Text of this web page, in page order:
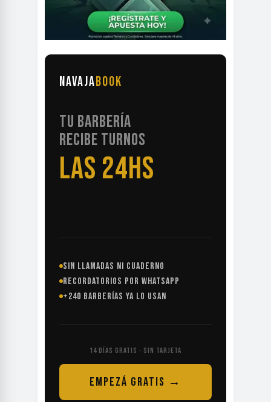
NAVAJABOOK
TU BARBERÍA
RECIBE TURNOS
LAS 24HS
SIN LLAMADAS NI CUADERNO
RECORDATORIOS POR WHATSAPP
+240 BARBERÍAS YA LO USAN
14 DÍAS GRATIS · SIN TARJETA
EMPEZÁ GRATIS →